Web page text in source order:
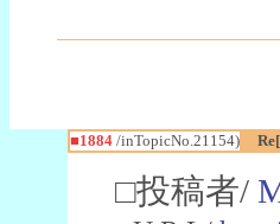
■1884/inTopicNo.21154)
□投稿者/